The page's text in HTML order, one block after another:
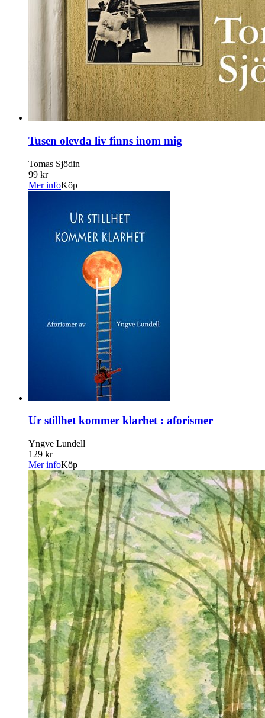
Tusen olevda liv finns inom mig
Tomas Sjödin
99 kr
Mer infoKöp
Ur stillhet kommer klarhet : aforismer
Yngve Lundell
129 kr
Mer infoKöp